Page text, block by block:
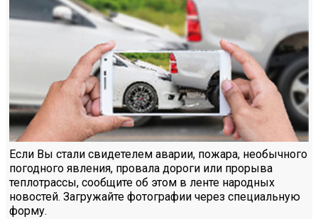
Если Вы стали свидетелем аварии, пожара, необычного
погодного явления, провала дороги или прорыва
теплотрассы, сообщите об этом в ленте народных
новостей. Загружайте фотографии через специальную
форму.